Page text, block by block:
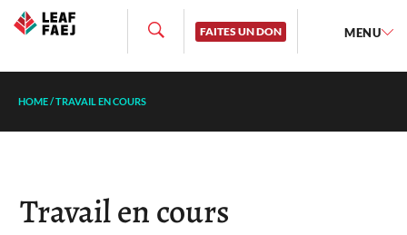
FAITES UN DON MENU
HOME/TRAVAIL EN COURS
Travail en cours